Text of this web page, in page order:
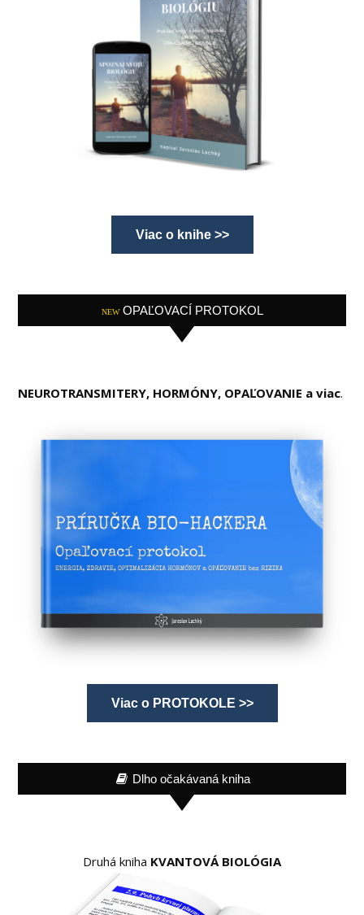
Viac o knihe >>
NEW OPAĽOVACÍ PROTOKOL
NEUROTRANSMITERY, HORMÓNY, OPAĽOVANIE a viac.
Viac o PROTOKOLE >>
Dlho očakávaná kniha
Druhá kniha KVANTOVÁ BIOLÓGIA